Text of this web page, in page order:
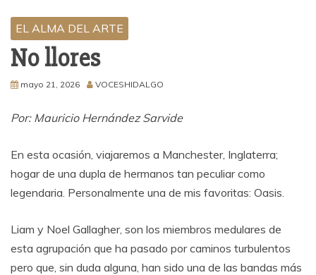
EL ALMA DEL ARTE
No llores
mayo 21, 2026 VOCESHIDALGO
Por: Mauricio Hernández Sarvide
En esta ocasión, viajaremos a Manchester, Inglaterra;
hogar de una dupla de hermanos tan peculiar como
legendaria. Personalmente una de mis favoritas: Oasis.
Liam y Noel Gallagher, son los miembros medulares de
esta agrupación que ha pasado por caminos turbulentos
pero que, sin duda alguna, han sido una de las bandas más